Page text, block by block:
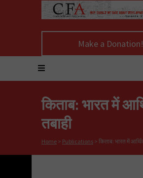
Make a Donation!
किताब: भारत में
तबाही
Home > Publications > किताब: भारत में